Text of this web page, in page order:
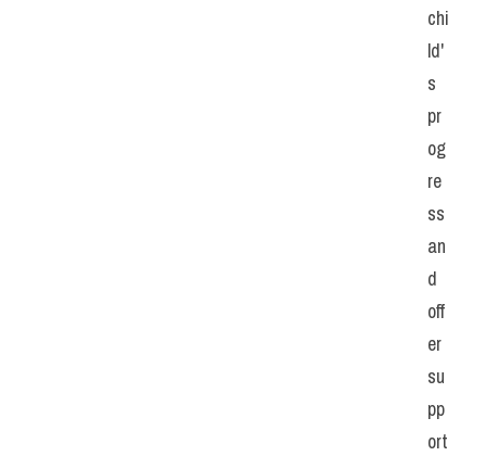
chi
ld'
s
pr
og
re
ss
an
d
off
er
su
pp
ort